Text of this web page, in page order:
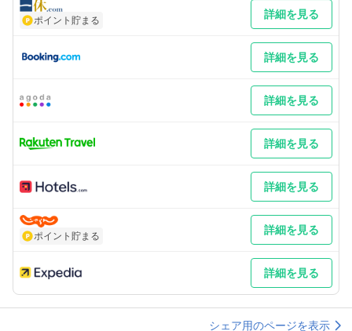
ポイント貯まる 詳細を見る
詳細を見る
詳細を見る
詳細を見る
詳細を見る
ポイント貯まる 詳細を見る
詳細を見る
シェア用のページを表示